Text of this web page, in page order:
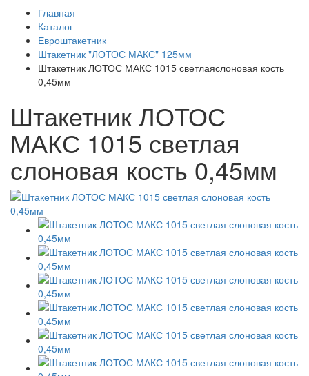
Главная
Каталог
Евроштакетник
Штакетник "ЛОТОС МАКС" 125мм
Штакетник ЛОТОС МАКС 1015 светлаяслоновая кость
0,45мм
Штакетник ЛОТОС
МАКС 1015 светлая
слоновая кость 0,45мм